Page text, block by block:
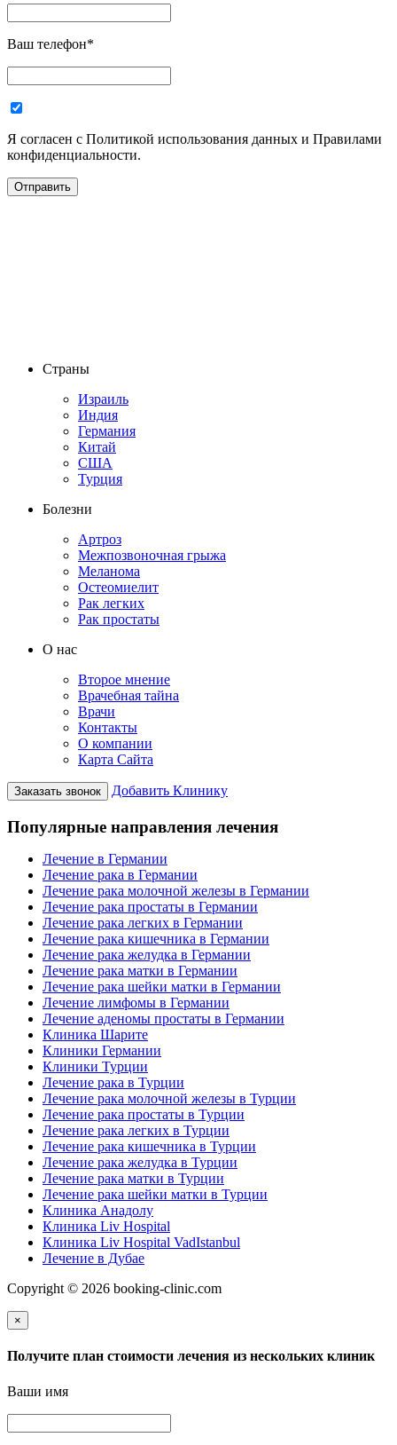
Ваш телефон*
Я согласен с Политикой использования данных и Правилами
конфиденциальности.
Страны
Израиль
Индия
Германия
Китай
США
Турция
Болезни
Артроз
Межпозвоночная грыжа
Меланома
Остеомиелит
Рак легких
Рак простаты
О нас
Второе мнение
Врачебная тайна
Врачи
Контакты
О компании
Карта Сайта
Заказать звонок Добавить Клинику
Популярные направления лечения
Лечение в Германии
Лечение рака в Германии
Лечение рака молочной железы в Германии
Лечение рака простаты в Германии
Лечение рака легких в Германии
Лечение рака кишечника в Германии
Лечение рака желудка в Германии
Лечение рака матки в Германии
Лечение рака шейки матки в Германии
Лечение лимфомы в Германии
Лечение аденомы простаты в Германии
Клиника Шарите
Клиники Германии
Клиники Турции
Лечение рака в Турции
Лечение рака молочной железы в Турции
Лечение рака простаты в Турции
Лечение рака легких в Турции
Лечение рака кишечника в Турции
Лечение рака желудка в Турции
Лечение рака матки в Турции
Лечение рака шейки матки в Турции
Клиника Анадолу
Клиника Liv Hospital
Клиника Liv Hospital VadIstanbul
Лечение в Дубае
Copyright © 2026 booking-clinic.com
×
Получите план стоимости лечения из нескольких клиник
Ваши имя